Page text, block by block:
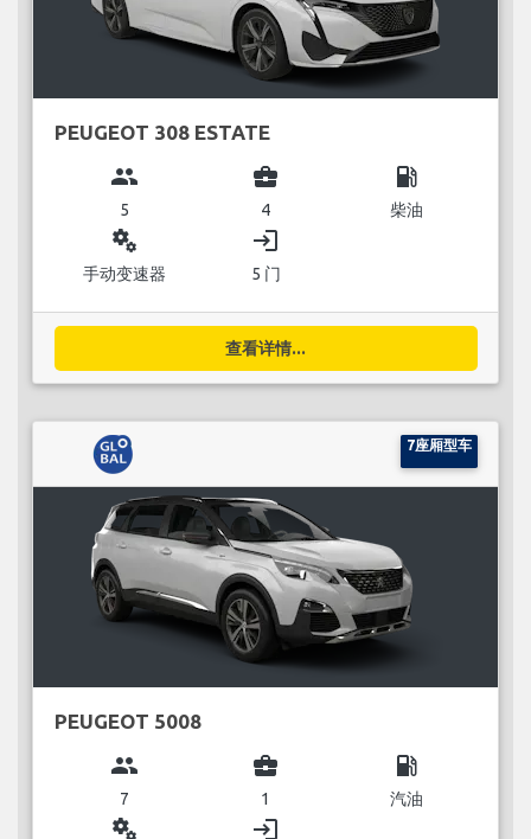
PEUGEOT 308 ESTATE
group
5
business_center
4
local_gas_station
柴油
miscellaneous_services
手动变速器
login
5 门
查看详情...
7座厢型车
PEUGEOT 5008
group
7
business_center
1
local_gas_station
汽油
miscellaneous_services login